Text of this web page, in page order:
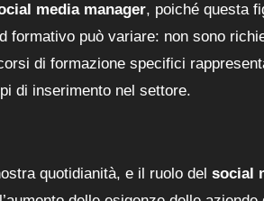
media manager, poiché questa
formativo può variare: non sono
di formazione specifici
di inserimento nel settore.
quotidianità, e il ruolo del social